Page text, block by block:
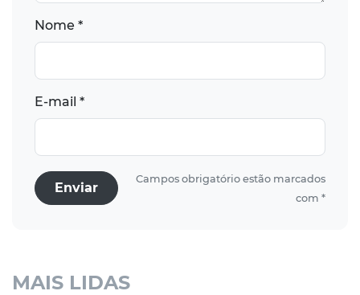
Nome *
E-mail *
Enviar
Campos obrigatório estão marcados
com *
MAIS LIDAS